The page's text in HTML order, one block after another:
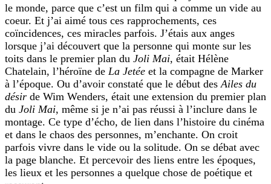
le monde, parce que c’est un film qui a comme un vide au
coeur. Et j’ai aimé tous ces rapprochements, ces
coïncidences, ces miracles parfois. J’étais aux anges
lorsque j’ai découvert que la personne qui monte sur les
toits dans le premier plan du Joli Mai, était Hélène
Chatelain, l’héroïne de La Jetée et la compagne de Marker
à l’époque. Ou d’avoir constaté que le début desAiles du
désir de Wim Wenders, était une extension du premier plan
du Joli Mai, même si je n’ai pas réussi à l’inclure dans le
montage. Ce type d’écho, de lien dans l’histoire du cinéma
et dans le chaos des personnes, m’enchante. On croit
parfois vivre dans le vide ou la solitude. On se débat avec
la page blanche. Et percevoir des liens entre les époques,
les lieux et les personnes a quelque chose de poétique et